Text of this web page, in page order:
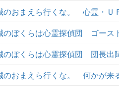
のおまえら行くな。 心霊・Ｕ
のぼくらは心霊探偵団 ゴース
のぼくらは心霊探偵団 団長出
のおまえら行くな。 何かが来